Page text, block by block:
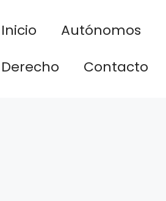
Inicio Autónomos
Derecho
Contacto